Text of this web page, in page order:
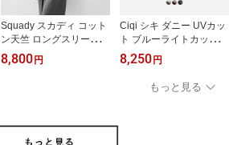
Squady スカディ コット
ン天竺 ロングスリーブ T
シャツ 903-5810 レディ
ース
8,800円
Ciqi シキ ダニー UVカッ
ト ブルーライトカット
サングラス “DONNY” do
nny レディース
8,250円
もっと見る